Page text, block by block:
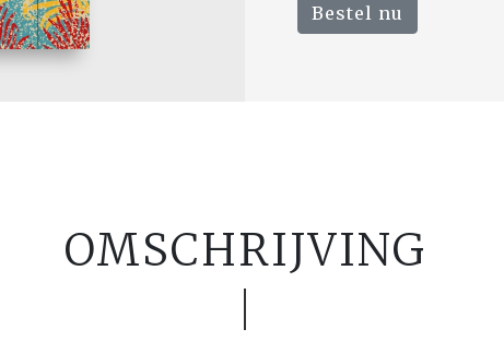
Bestel nu
OMSCHRIJVING